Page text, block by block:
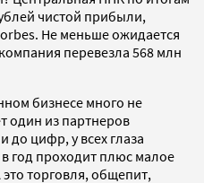
чистой прибыли,
Не меньше ожидается
перевезла 568 млн
бизнесе много не
один из партнеров
цифр, у всех глаза
год проходит плюс малое
торговля, общепит,